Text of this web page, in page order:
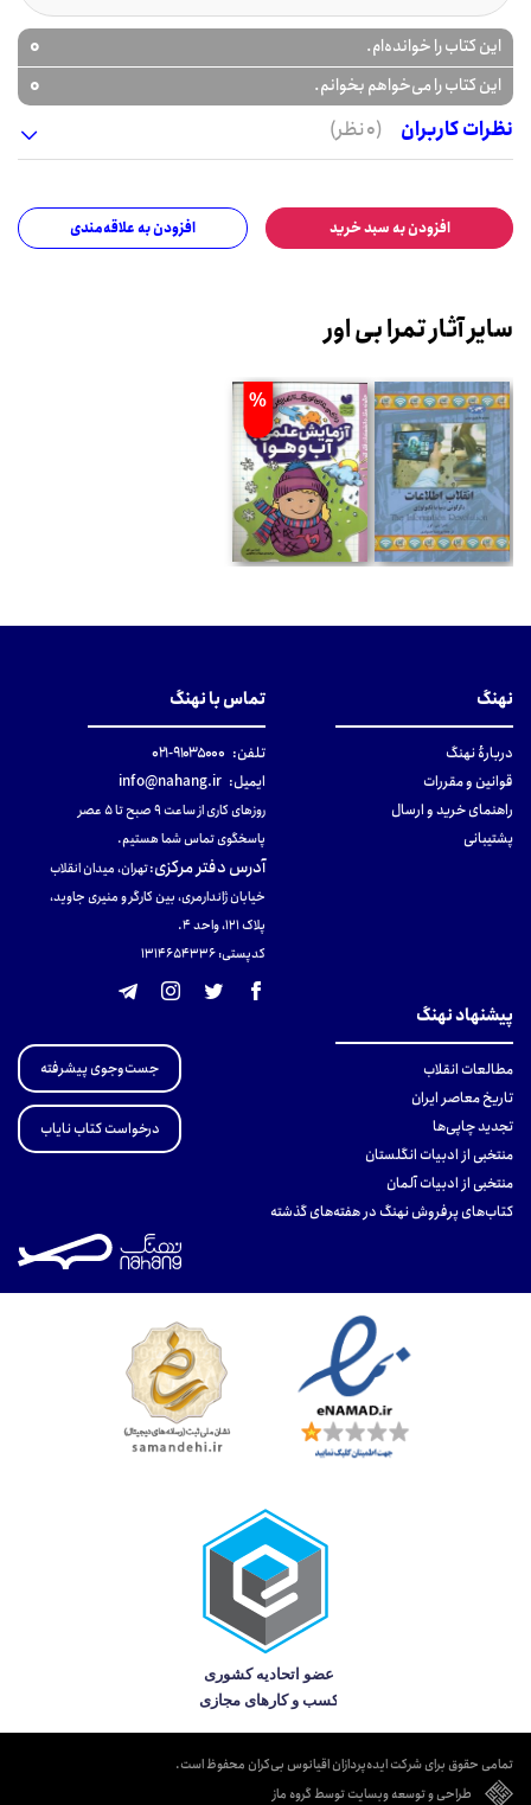
این کتاب را خوانده‌ام. 0
این کتاب را می‌خواهم بخوانم.
0
نظرات کاربران
(0 نظر)
افزودن به سبد خرید افزودن به علاقه‌مندی
سایر آثار تمرا بی اور
%
نهنگ
دربارهٔ نهنگ
قوانین و مقررات
راهنمای خرید و ارسال
پشتیبانی
تماس با نهنگ
تلفن: ۹۱۰۳۵۰۰۰-۰۲۱
ایمیل: info@nahang.ir
روزهای کاری از ساعت ۹ صبح تا ۵ عصر
پاسخگوی تماس شما هستیم.
آدرس دفتر مرکزی:تهران، میدان انقلاب
خیابان ژاندارمری، بین کارگر و منیری جاوید،
پلاک 121، واحد ۴.
کدپستی: 131465433۶
پیشنهاد نهنگ
مطالعات انقلاب
تاریخ معاصر ایران
تجدید چاپی‌ها
منتخبی از ادبیات انگلستان
منتخبی از ادبیات آلمان
کتاب‌های پرفروش نهنگ در هفته‌های گذشته
جست‌وجوی پیشرفته
درخواست کتاب نایاب
تمامی حقوق برای شرکت ایده‌پردازان اقیانوس بی‌کران محفوظ است.
طراحی و توسعه وبسایت توسط گروه ماز